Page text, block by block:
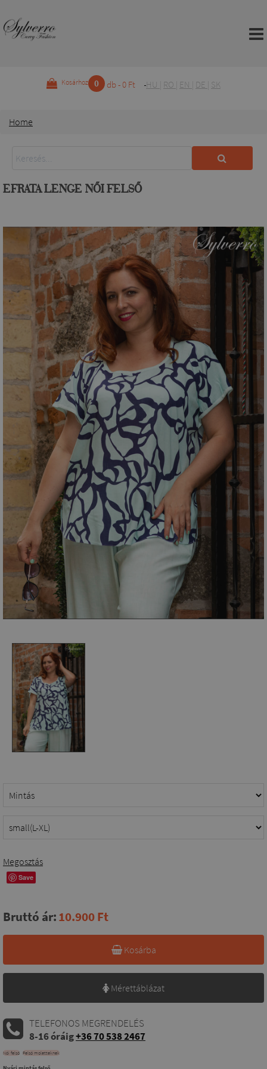
Kosárhoz 0 db - 0 Ft HU RO EN DE SK
Home
EFRATA LENGE NŐI FELSŐ
Megosztás
Save
Bruttó ár:10.900 Ft
Kosárba
Mérettáblázat
TELEFONOS MEGRENDELÉS
8-16 óráig+36 70 538 2467
Női felső Felső moletteknek